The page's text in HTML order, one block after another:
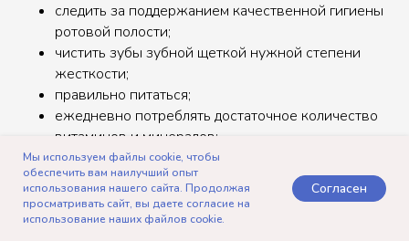
Telegram Записаться
следить за поддержанием качественной гигиены
ротовой полости;
чистить зубы зубной щеткой нужной степени
жесткости;
правильно питаться;
ежедневно потреблять достаточное количество
витаминов и минералов;
отказаться от курения;
регулярно проводить профилактические
стоматологические осмотры;
каждые 6 месяцев проводить профессиональную
Мы используем файлы cookie, чтобы
обеспечить вам наилучший опыт
использования нашего сайта. Продолжая
просматривать сайт, вы даете согласие на
использование наших файлов cookie.
Согласен